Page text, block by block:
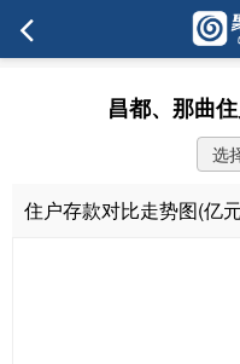
昌都、那曲
选
住户存款对比走势图(亿